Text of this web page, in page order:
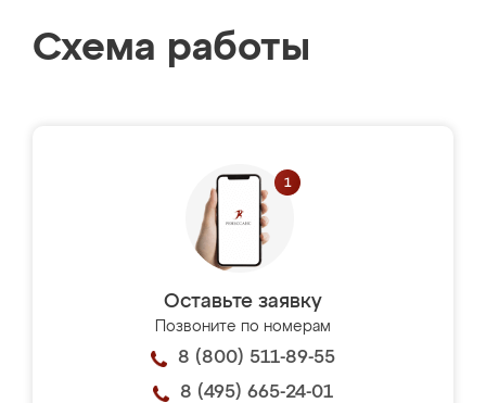
Схема работы
Оставьте заявку
Позвоните по номерам
8 (800) 511-89-55
8 (495) 665-24-01